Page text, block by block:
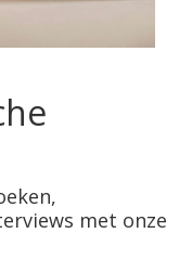
'Het
- De
met onze